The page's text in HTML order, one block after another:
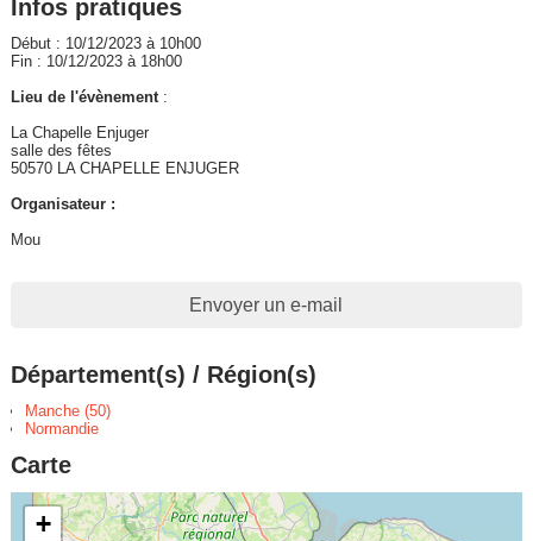
Infos pratiques
Début : 10/12/2023 à 10h00
Fin : 10/12/2023 à 18h00
Lieu de l'évènement:
La Chapelle Enjuger
salle des fêtes
50570 LA CHAPELLE ENJUGER
Organisateur :
Mou
Envoyer un e-mail
Département(s) / Région(s)
Manche (50)
Normandie
Carte
+